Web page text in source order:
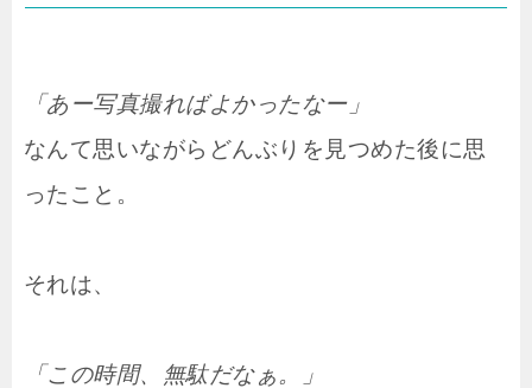
「あー写真撮ればよかったなー」
なんて思いながらどんぶりを見つめた後に思
ったこと。
それは、
「この時間、無駄だなぁ。」